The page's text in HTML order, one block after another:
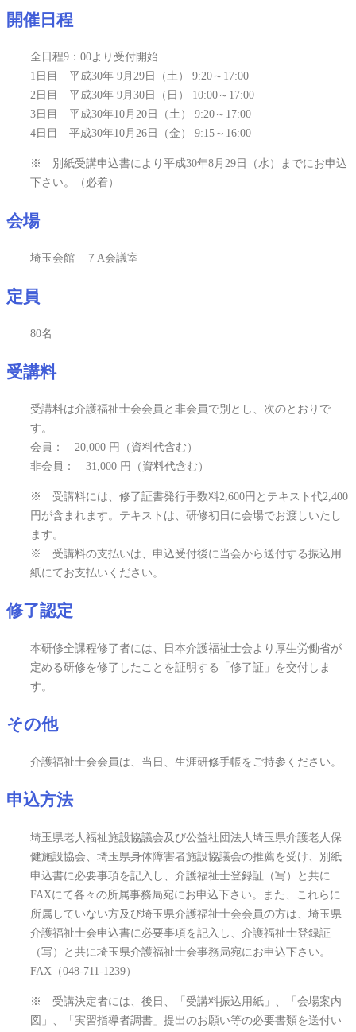
開催日程
全日程9：00より受付開始
1日目 平成30年 9月29日（土） 9:20～17:00
2日目 平成30年 9月30日（日） 10:00～17:00
3日目 平成30年10月20日（土） 9:20～17:00
4日目 平成30年10月26日（金） 9:15～16:00
※ 別紙受講申込書により平成30年8月29日（水）までにお申込
下さい。（必着）
会場
埼玉会館 ７A会議室
定員
80名
受講料
受講料は介護福祉士会会員と非会員で別とし、次のとおりで
す。
会員： 20,000 円（資料代含む）
非会員： 31,000 円（資料代含む）
※ 受講料には、修了証書発行手数料2,600円とテキスト代2,400
円が含まれます。テキストは、研修初日に会場でお渡しいたし
ます。
※ 受講料の支払いは、申込受付後に当会から送付する振込用
紙にてお支払いください。
修了認定
本研修全課程修了者には、日本介護福祉士会より厚生労働省が
定める研修を修了したことを証明する「修了証」を交付しま
す。
その他
介護福祉士会会員は、当日、生涯研修手帳をご持参ください。
申込方法
埼玉県老人福祉施設協議会及び公益社団法人埼玉県介護老人保
健施設協会、埼玉県身体障害者施設協議会の推薦を受け、別紙
申込書に必要事項を記入し、介護福祉士登録証（写）と共に
FAXにて各々の所属事務局宛にお申込下さい。また、これらに
所属していない方及び埼玉県介護福祉士会会員の方は、埼玉県
介護福祉士会申込書に必要事項を記入し、介護福祉士登録証
（写）と共に埼玉県介護福祉士会事務局宛にお申込下さい。
FAX（048-711-1239）
※ 受講決定者には、後日、「受講料振込用紙」、「会場案内
図」、「実習指導者調書」提出のお願い等の必要書類を送付い